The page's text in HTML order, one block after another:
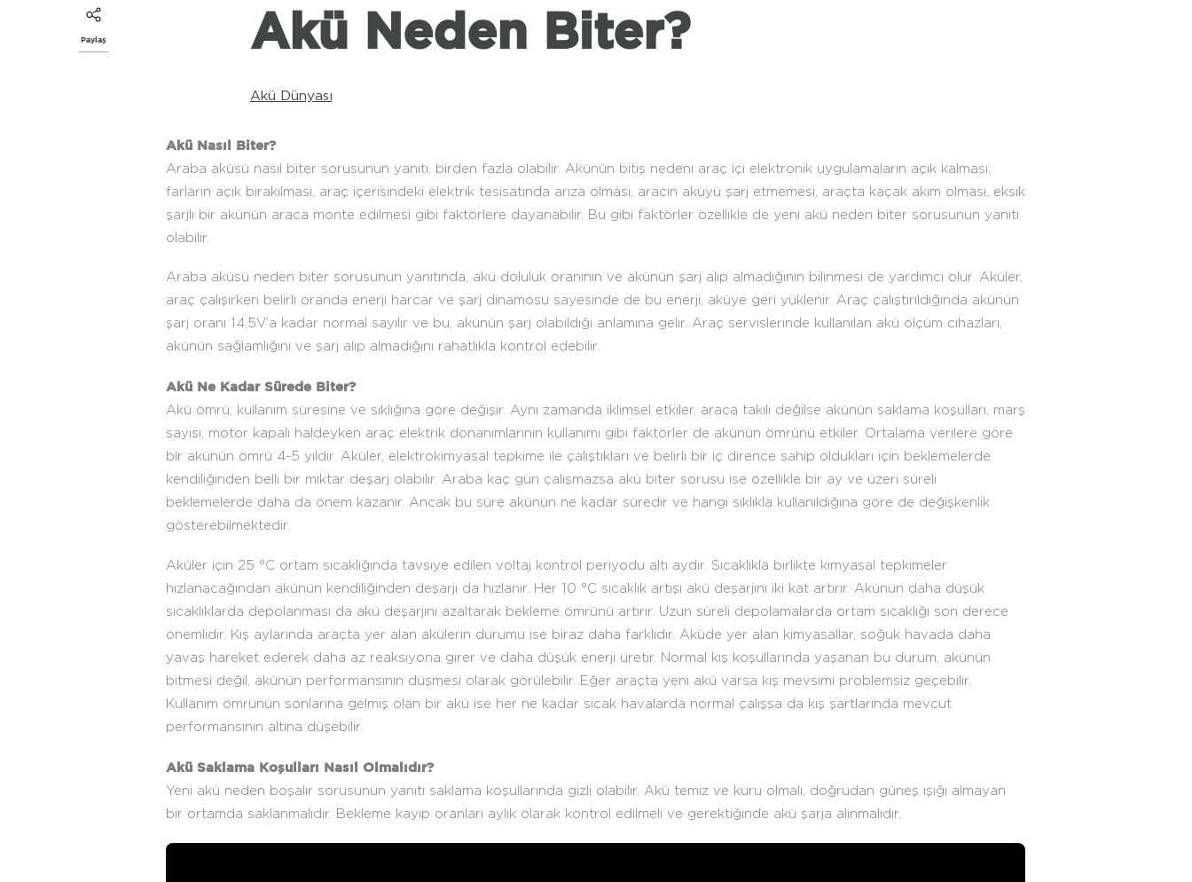
Paylaş Akü Neden Biter?
Akü Dünyası
Akü Nasıl Biter?
Araba aküsü nasıl biter sorusunun yanıtı, birden fazla olabilir. Akünün bitiş nedeni araç içi elektronik uygulamaların açık kalması,
farların açık bırakılması, araç içerisindeki elektrik tesisatında arıza olması, aracın aküyü şarj etmemesi, araçta kaçak akım olması, eksik
şarjlı bir akünün araca monte edilmesi gibi faktörlere dayanabilir. Bu gibi faktörler özellikle de yeni akü neden biter sorusunun yanıtı
olabilir.
Araba aküsü neden biter sorusunun yanıtında, akü doluluk oranının ve akünün şarj alıp almadığının bilinmesi de yardımcı olur. Aküler,
araç çalışırken belirli oranda enerji harcar ve şarj dinamosu sayesinde de bu enerji, aküye geri yüklenir. Araç çalıştırıldığında akünün
şarj oranı 14,5V’a kadar normal sayılır ve bu, akünün şarj olabildiği anlamına gelir. Araç servislerinde kullanılan akü ölçüm cihazları,
akünün sağlamlığını ve şarj alıp almadığını rahatlıkla kontrol edebilir.
Akü Ne Kadar Sürede Biter?
Akü ömrü, kullanım süresine ve sıklığına göre değişir. Aynı zamanda iklimsel etkiler, araca takılı değilse akünün saklama koşulları, marş
sayısı, motor kapalı haldeyken araç elektrik donanımlarının kullanımı gibi faktörler de akünün ömrünü etkiler. Ortalama verilere göre
bir akünün ömrü 4-5 yıldır. Aküler, elektrokimyasal tepkime ile çalıştıkları ve belirli bir iç dirence sahip oldukları için beklemelerde
kendiliğinden belli bir miktar deşarj olabilir. Araba kaç gün çalışmazsa akü biter sorusu ise özellikle bir ay ve üzeri süreli
beklemelerde daha da önem kazanır. Ancak bu süre akünün ne kadar süredir ve hangi sıklıkla kullanıldığına göre de değişkenlik
gösterebilmektedir.
Aküler için 25 °C ortam sıcaklığında tavsiye edilen voltaj kontrol periyodu altı aydır. Sıcaklıkla birlikte kimyasal tepkimeler
hızlanacağından akünün kendiliğinden deşarjı da hızlanır. Her 10 °C sıcaklık artışı akü deşarjını iki kat artırır. Akünün daha düşük
sıcaklıklarda depolanması da akü deşarjını azaltarak bekleme ömrünü artırır. Uzun süreli depolamalarda ortam sıcaklığı son derece
önemlidir. Kış aylarında araçta yer alan akülerin durumu ise biraz daha farklıdır. Aküde yer alan kimyasallar, soğuk havada daha
yavaş hareket ederek daha az reaksiyona girer ve daha düşük enerji üretir. Normal kış koşullarında yaşanan bu durum, akünün
bitmesi değil, akünün performansının düşmesi olarak görülebilir. Eğer araçta yeni akü varsa kış mevsimi problemsiz geçebilir.
Kullanım ömrünün sonlarına gelmiş olan bir akü ise her ne kadar sıcak havalarda normal çalışsa da kış şartlarında mevcut
performansının altına düşebilir.
Akü Saklama Koşulları Nasıl Olmalıdır?
Yeni akü neden boşalır sorusunun yanıtı saklama koşullarında gizli olabilir. Akü temiz ve kuru olmalı, doğrudan güneş ışığı almayan
bir ortamda saklanmalıdır. Bekleme kayıp oranları aylık olarak kontrol edilmeli ve gerektiğinde akü şarja alınmalıdır.